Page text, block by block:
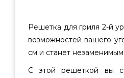
Решетка для гриля 2-й
возможностей вашего
см и станет
С этой решеткой вы